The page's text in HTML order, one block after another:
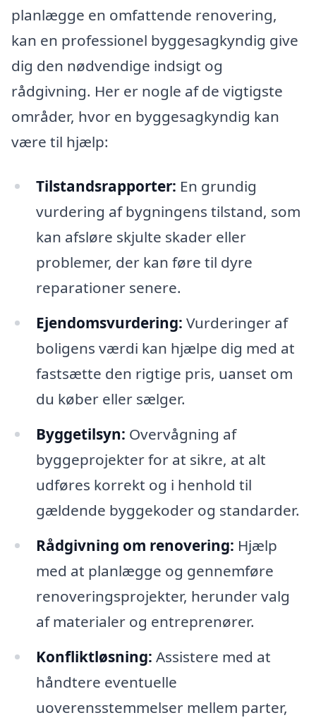
planlægge en omfattende renovering,
kan en professionel byggesagkyndig give
dig den nødvendige indsigt og
rådgivning. Her er nogle af de vigtigste
områder, hvor en byggesagkyndig kan
være til hjælp:
Tilstandsrapporter: En grundig
vurdering af bygningens tilstand, som
kan afsløre skjulte skader eller
problemer, der kan føre til dyre
reparationer senere.
Ejendomsvurdering: Vurderinger af
boligens værdi kan hjælpe dig med at
fastsætte den rigtige pris, uanset om
du køber eller sælger.
Byggetilsyn: Overvågning af
byggeprojekter for at sikre, at alt
udføres korrekt og i henhold til
gældende byggekoder og standarder.
Rådgivning om renovering: Hjælp
med at planlægge og gennemføre
renoveringsprojekter, herunder valg
af materialer og entreprenører.
Konfliktløsning: Assistere med at
håndtere eventuelle
uoverensstemmelser mellem parter,